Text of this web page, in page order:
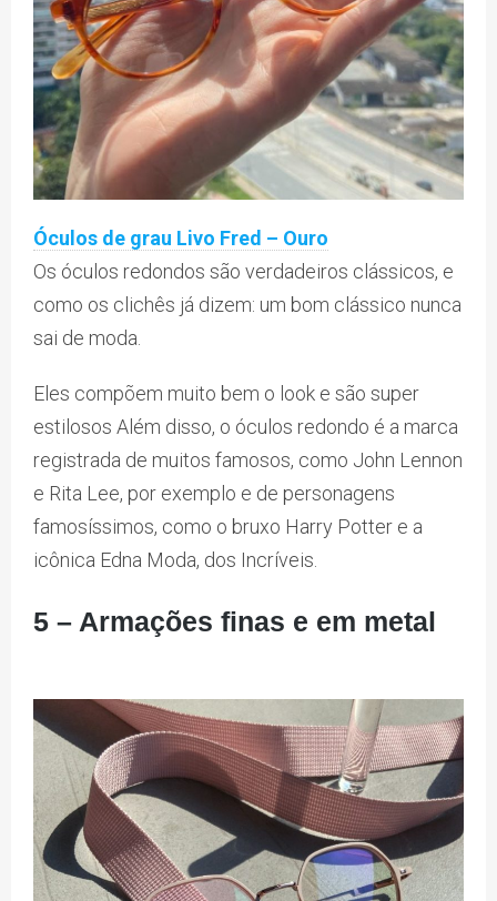
Óculos de grau Livo Fred – Ouro
Os óculos redondos são verdadeiros clássicos, e
como os clichês já dizem: um bom clássico nunca
sai de moda.
Eles compõem muito bem o look e são super
estilosos Além disso, o óculos redondo é a marca
registrada de muitos famosos, como John Lennon
e Rita Lee, por exemplo e de personagens
famosíssimos, como o bruxo Harry Potter e a
icônica Edna Moda, dos Incríveis.
5 – Armações finas e em metal